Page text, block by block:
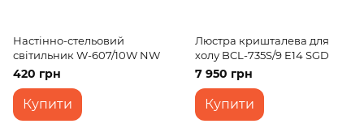
Настінно-стельовий
світильник W-607/10W NW
420 грн
Купити
Люстра кришталева для
холу BCL-735S/9 E14 SGD
7 950 грн
Купити